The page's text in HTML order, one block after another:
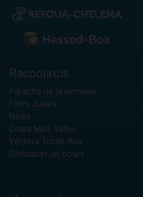
Raccourcis
Paracha de la semaine
Fêtes Juives
News
Cours Mp3-Vidéo
Yéchiva Torah-Box
Dédicacer un cours